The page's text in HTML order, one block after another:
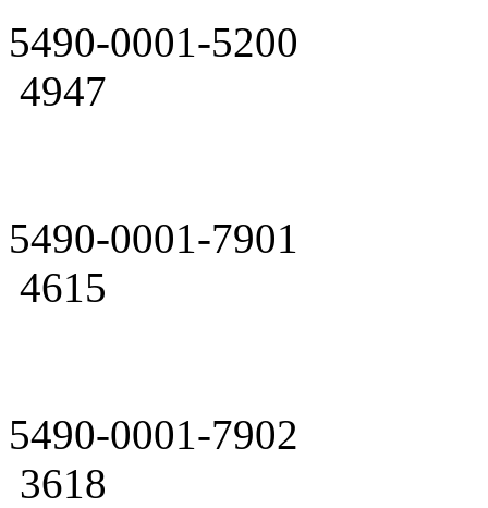
5490-0001-5200
4947
5490-0001-7901
4615
5490-0001-7902
3618